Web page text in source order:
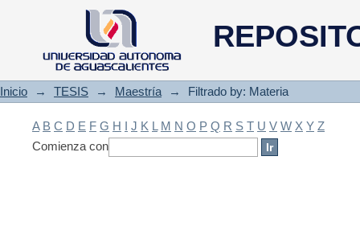
Filtrado by: Materia
Inicio → TESIS → Maestría → Filtrado by: Materia
A B C D E F G H I J K L M N O P Q R S T U V W X Y Z
Comienza con